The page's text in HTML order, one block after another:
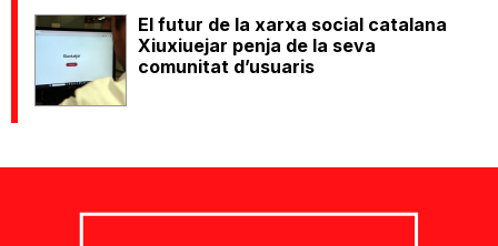
El futur de la xarxa social catalana
Xiuxiuejar penja de la seva
comunitat d’usuaris